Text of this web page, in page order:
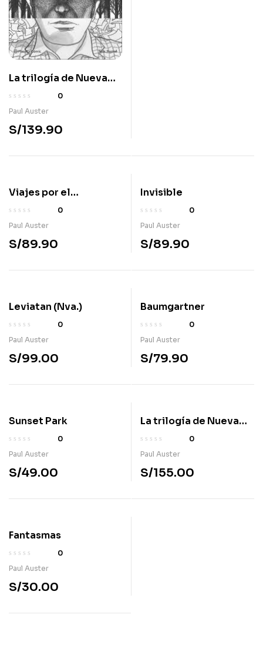
La trilogía de Nueva
York (novela gráfica)
0
Paul Auster
S/139.90
Viajes por el
Scriptorium
0
Paul Auster
S/89.90
Invisible
0
Paul Auster
S/89.90
Leviatan (Nva.)
0
Paul Auster
S/99.00
Baumgartner
0
Paul Auster
S/79.90
Sunset Park
0
Paul Auster
S/49.00
La trilogía de Nueva
York
0
Paul Auster
S/155.00
Fantasmas
0
Paul Auster
S/30.00